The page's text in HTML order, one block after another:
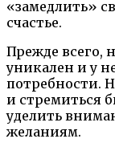
«замедлить»
счастье.
Прежде всего,
уникален и у
потребности.
и стремиться
уделить
желаниям.